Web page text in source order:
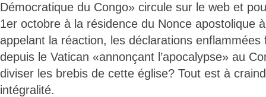
Démocratique du Congo» circule sur le web et
1er octobre à la résidence du Nonce apostolique
appelant la réaction, les déclarations enflammées
depuis le Vatican «annonçant l’apocalypse» au
diviser les brebis de cette église? Tout est à
intégralité.